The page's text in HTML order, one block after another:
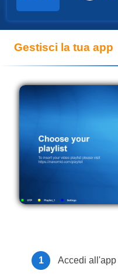
Gestisci la tua app
1 Accedi